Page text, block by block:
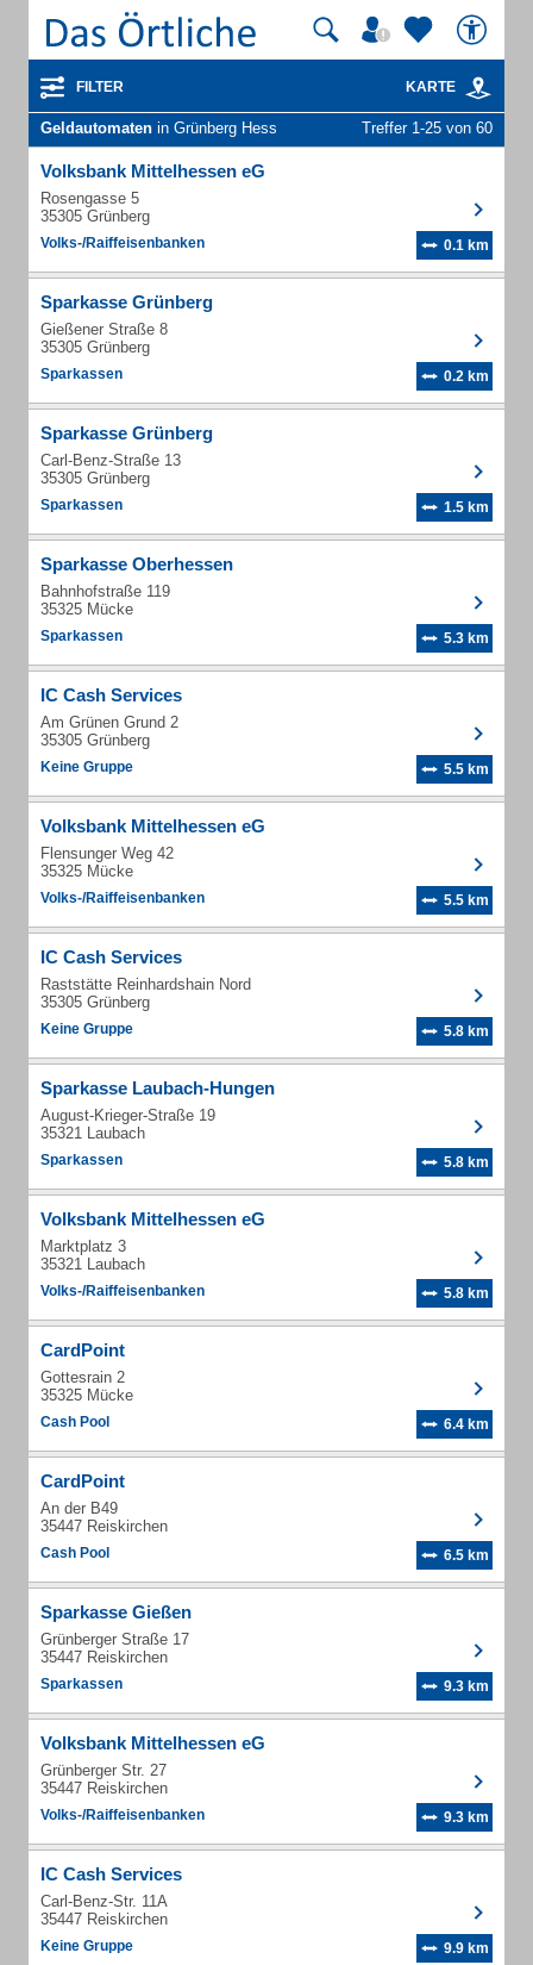
FILTER KARTE
Geldautomaten in Grünberg Hess Treffer 1-25 von 60
Volksbank Mittelhessen eG
Rosengasse 5
35305 Grünberg
Volks-/Raiffeisenbanken 0.1 km
Sparkasse Grünberg
Gießener Straße 8
35305 Grünberg
Sparkassen 0.2 km
Sparkasse Grünberg
Carl-Benz-Straße 13
35305 Grünberg
Sparkassen 1.5 km
Sparkasse Oberhessen
Bahnhofstraße 119
35325 Mücke
Sparkassen 5.3 km
IC Cash Services
Am Grünen Grund 2
35305 Grünberg
Keine Gruppe 5.5 km
Volksbank Mittelhessen eG
Flensunger Weg 42
35325 Mücke
Volks-/Raiffeisenbanken 5.5 km
IC Cash Services
Raststätte Reinhardshain Nord
35305 Grünberg
Keine Gruppe 5.8 km
Sparkasse Laubach-Hungen
August-Krieger-Straße 19
35321 Laubach
Sparkassen 5.8 km
Volksbank Mittelhessen eG
Marktplatz 3
35321 Laubach
Volks-/Raiffeisenbanken 5.8 km
CardPoint
Gottesrain 2
35325 Mücke
Cash Pool 6.4 km
CardPoint
An der B49
35447 Reiskirchen
Cash Pool 6.5 km
Sparkasse Gießen
Grünberger Straße 17
35447 Reiskirchen
Sparkassen 9.3 km
Volksbank Mittelhessen eG
Grünberger Str. 27
35447 Reiskirchen
Volks-/Raiffeisenbanken 9.3 km
IC Cash Services
Carl-Benz-Str. 11A
35447 Reiskirchen
Keine Gruppe 9.9 km